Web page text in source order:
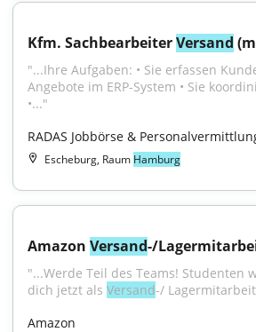
Kfm. Sachbearbeiter Versand
"...Ihre Aufgaben: • Sie erfassen
Angebote im ERP-System • Sie
•..."
RADAS Jobbörse &
Escheburg, Raum Hamburg
Amazon Versand-/
"...Werde Teil des Teams! Studenten
dich jetzt als Versand-/
Amazon